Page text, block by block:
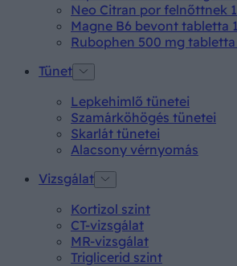
Neo Citran por felnőttnek
Magne B6 bevont tabletta
Rubophen 500 mg
Tünet
Lepkehimlő tünetei
Szamárköhögés tünetei
Skarlát tünetei
Alacsony vérnyomás
Vizsgálat
Kortizol szint
CT-vizsgálat
MR-vizsgálat
Triglicerid szint